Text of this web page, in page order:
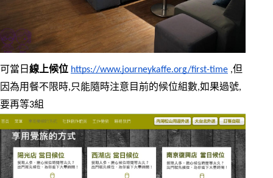
可當日 線上候位 https://www.journeykaffe.org/first-time ,但
因為用餐不限時,只能隨時注意目前的候位組數,如果過號,
要再等3組